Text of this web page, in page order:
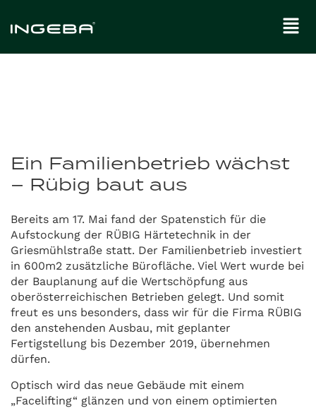
Ein Familienbetrieb wächst
– Rübig baut aus
Bereits am 17. Mai fand der Spatenstich für die
Aufstockung der RÜBIG Härtetechnik in der
Griesmühlstraße statt. Der Familienbetrieb investiert
in 600m2 zusätzliche Bürofläche. Viel Wert wurde bei
der Bauplanung auf die Wertschöpfung aus
oberösterreichischen Betrieben gelegt. Und somit
freut es uns besonders, dass wir für die Firma RÜBIG
den anstehenden Ausbau, mit geplanter
Fertigstellung bis Dezember 2019, übernehmen
dürfen.
Optisch wird das neue Gebäude mit einem
„Facelifting“ glänzen und von einem optimierten